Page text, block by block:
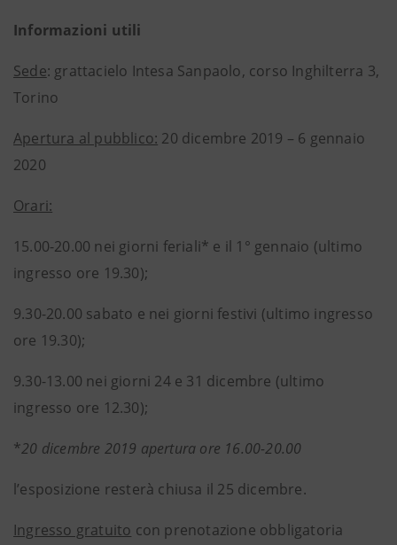
Informazioni utili
Sede: grattacielo Intesa Sanpaolo, corso Inghilterra 3,
Torino
Apertura al pubblico: 20 dicembre 2019 – 6 gennaio
2020
Orari:
15.00-20.00 nei giorni feriali* e il 1° gennaio (ultimo
ingresso ore 19.30);
9.30-20.00 sabato e nei giorni festivi (ultimo ingresso
ore 19.30);
9.30-13.00 nei giorni 24 e 31 dicembre (ultimo
ingresso ore 12.30);
*20 dicembre 2019 apertura ore 16.00-20.00
l’esposizione resterà chiusa il 25 dicembre.
Ingresso gratuito con prenotazione obbligatoria